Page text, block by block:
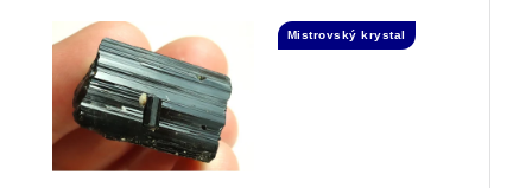
Laserová hůlka
Mistrovský krystal